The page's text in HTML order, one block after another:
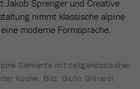
Jakob Sprenger und Creative
nimmt klassische alpine
moderne Formsprache.
Elemente mit zeitgenössischer
Küche. Bild: Giulio Ghirardi